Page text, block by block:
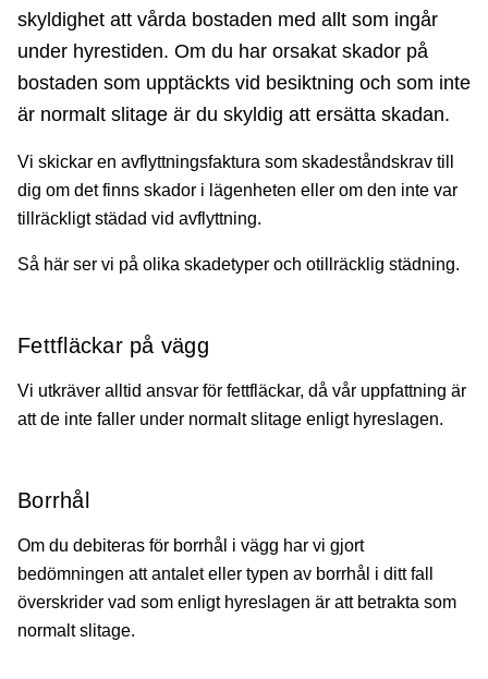
skyldighet att vårda bostaden med allt som ingår
under hyrestiden. Om du har orsakat skador på
bostaden som upptäckts vid besiktning och som inte
är normalt slitage är du skyldig att ersätta skadan.
Vi skickar en avflyttningsfaktura som skadeståndskrav till
dig om det finns skador i lägenheten eller om den inte var
tillräckligt städad vid avflyttning.
Så här ser vi på olika skadetyper och otillräcklig städning.
Fettfläckar på vägg
Vi utkräver alltid ansvar för fettfläckar, då vår uppfattning är
att de inte faller under normalt slitage enligt hyreslagen.
Borrhål
Om du debiteras för borrhål i vägg har vi gjort
bedömningen att antalet eller typen av borrhål i ditt fall
överskrider vad som enligt hyreslagen är att betrakta som
normalt slitage.